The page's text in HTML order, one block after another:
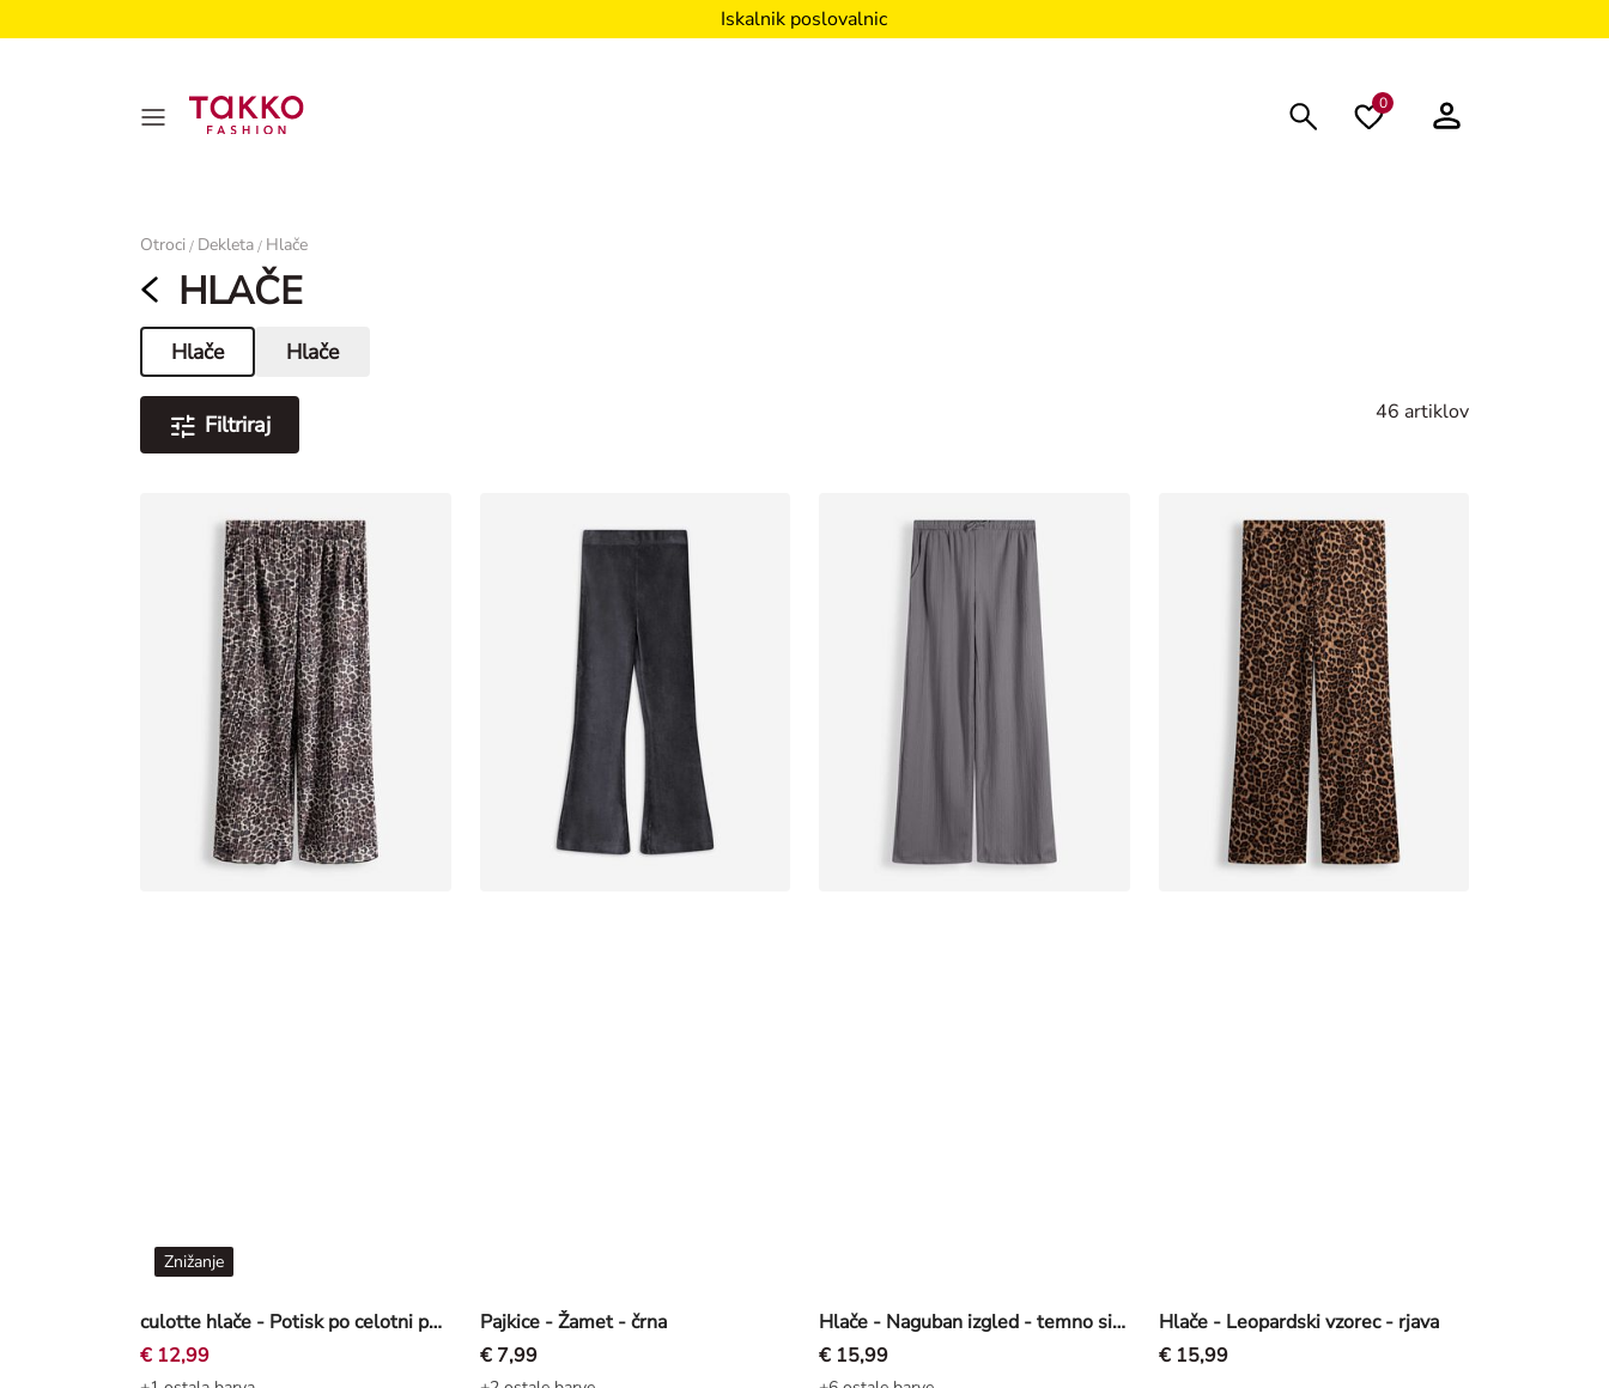
Iskalnik poslovalnic
0
Otroci / Dekleta / Hlače
HLAČE
Hlače
Aktualna stranHlače
Filtriraj 46 artiklov
culotte hlače - Potisk po celotni površini - bež
Znižanje
€ 12,99
Pajkice - Žamet - črna
€ 7,99
Hlače - Naguban izgled - temno siva
€ 15,99
Hlače - Leopardski vzorec - rjava
€ 15,99